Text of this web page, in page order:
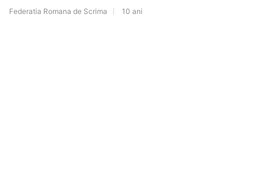
Federatia Romana de Scrima 10 ani